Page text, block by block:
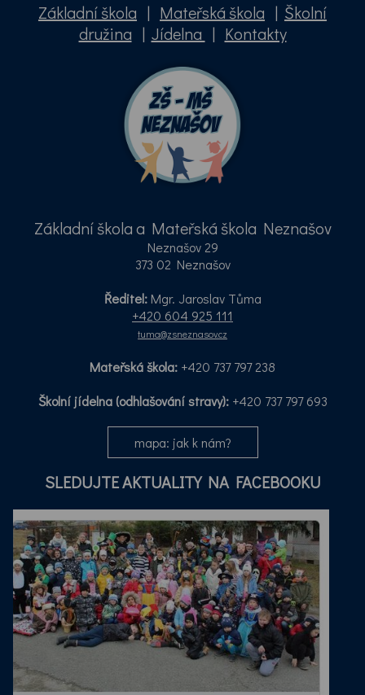
Základní škola | Mateřská škola | Školní
družina | Jídelna | Kontakty
Základní škola a Mateřská škola Neznašov
Neznašov 29
373 02 Neznašov
Ředitel: Mgr. Jaroslav Tůma
+420 604 925 111
tuma@zsneznasov.cz
Mateřská škola: +420 737 797 238
Školní jídelna (odhlašování stravy):+420 737 797 693
mapa: jak k nám?
SLEDUJTE AKTUALITY NA FACEBOOKU